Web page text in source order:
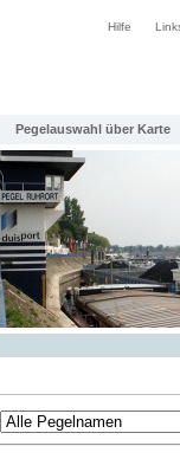
Hilfe
Pegelauswahl über Karte